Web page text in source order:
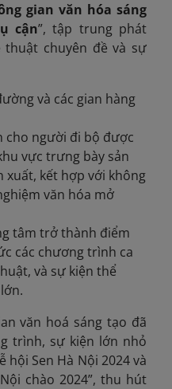
gian văn hóa sáng
cận”, tập trung phát
chuyên đề và sự
và các gian hàng
cho người đi bộ được
vực trưng bày sản
xuất, kết hợp với không
văn hóa mở
tâm trở thành điểm
các chương trình ca
và sự kiện thể
văn hoá sáng tạo đã
trình, sự kiện lớn nhỏ
hội Sen Hà Nội 2024 và
chào 2024”, thu hút